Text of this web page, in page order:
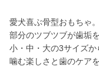
愛犬喜ぶ骨型おもちゃ
部分のツブツブが歯垢
小・中・大の3サイズか
噛む楽しさと歯のケア